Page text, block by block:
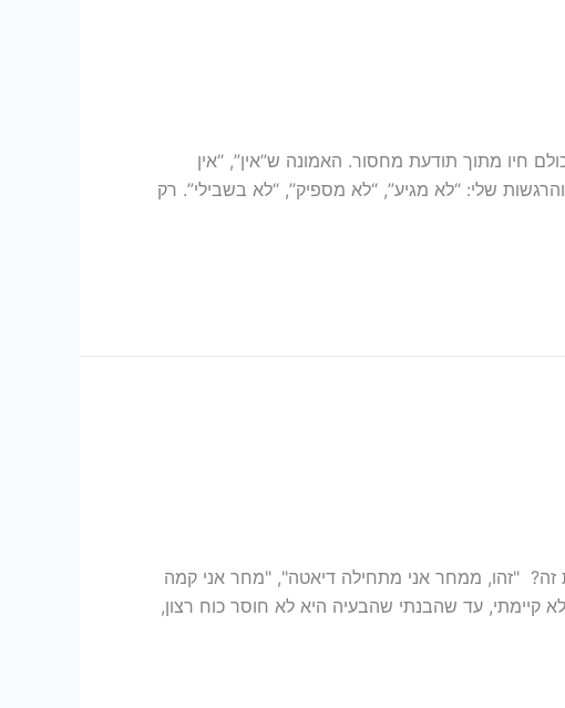
שבו כולם חיו מתוך תודעת מחסור. האמונה ש”אין”, “אין
שלי: “לא מגיע”, “לא מספיק”, “לא בשבילי”. רק
זה? "זהו, ממחר אני מתחילה דיאטה", "מחר אני קמה
עד שהבנתי שהבעיה היא לא חוסר כוח רצון,